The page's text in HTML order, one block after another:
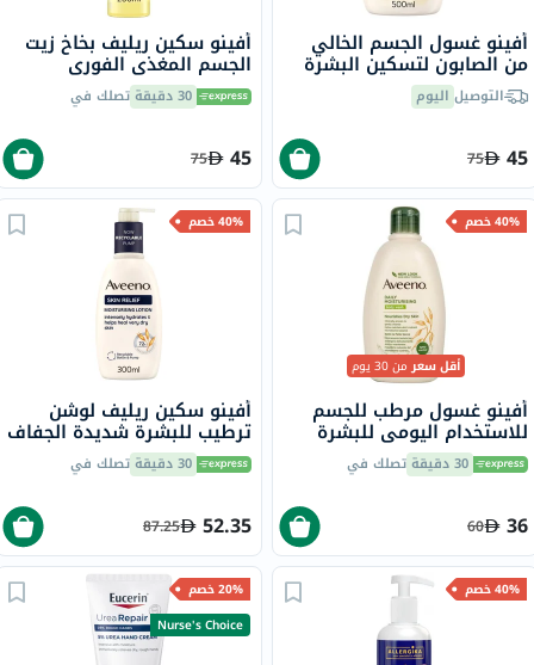
أفينو غسول الجسم الخالي
من الصابون لتسكين البشرة
الجافة جدًا 500 مل
التوصيل اليوم
45
75
أفينو سكين ريليف بخاخ زيت
الجسم المغذي الفوري
مل 30 دقيقة تصلك في
45
75
40% خصم
أقل سعرمن 30 يوم
أفينو غسول مرطب للجسم
للاستخدام اليومي للبشرة
العادية إلى الجافة، 500 مل
30 دقيقة تصلك في
36
60
40% خصم
أفينو سكين ريليف لوشن
ترطيب للبشرة شديدة الجفاف
300 مل 30 دقيقة تصلك في
52.35
87.25
40% خصم
20% خصم
Nurse's Choice